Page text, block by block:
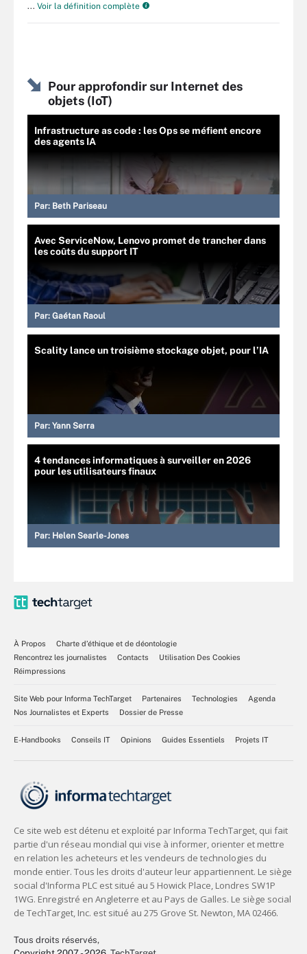
... Voir la définition complète
Pour approfondir sur Internet des
objets (IoT)
Infrastructure as code : les Ops se méfient encore
des agents IA
Par: Beth Pariseau
Avec ServiceNow, Lenovo promet de trancher dans
les coûts du support IT
Par: Gaétan Raoul
Scality lance un troisième stockage objet, pour l’IA
Par: Yann Serra
4 tendances informatiques à surveiller en 2026
pour les utilisateurs finaux
Par: Helen Searle-Jones
À Propos
Charte d’éthique et de déontologie
Rencontrez les journalistes
Contacts
Utilisation Des Cookies
Réimpressions
Site Web pour Informa TechTarget Partenaires Technologies
Agenda
Nos Journalistes et Experts
Dossier de Presse
E-Handbooks Conseils IT Opinions Guides Essentiels Projets IT
Tous droits réservés,